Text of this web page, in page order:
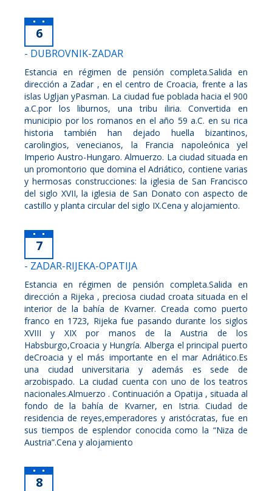
6
- DUBROVNIK-ZADAR
Estancia en régimen de pensión completa.Salida en
dirección a Zadar , en el centro de Croacia, frente a las
islas Ugljan yPasman. La ciudad fue poblada hacia el 900
a.C.por los liburnos, una tribu iliria. Convertida en
municipio por los romanos en el año 59 a.C. en su rica
historia también han dejado huella bizantinos,
carolingios, venecianos, la Francia napoleónica yel
Imperio Austro-Hungaro. Almuerzo. La ciudad situada en
un promontorio que domina el Adriático, contiene varias
y hermosas construcciones: la iglesia de San Francisco
del siglo XVII, la iglesia de San Donato con aspecto de
castillo y planta circular del siglo IX.Cena y alojamiento.
7
- ZADAR-RIJEKA-OPATIJA
Estancia en régimen de pensión completa.Salida en
dirección a Rijeka , preciosa ciudad croata situada en el
interior de la bahía de Kvarner. Creada como puerto
franco en 1723, Rijeka fue pasando durante los siglos
XVIII y XIX por manos de la Austria de los
Habsburgo,Croacia y Hungría. Alberga el principal puerto
deCroacia y el más importante en el mar Adriático.Es
una ciudad universitaria y además es sede de
arzobispado. La ciudad cuenta con uno de los teatros
nacionales.Almuerzo . Continuación a Opatija , situada al
fondo de la bahía de Kvarner, en Istria. Ciudad de
residencia de reyes,emperadores y aristócratas, fue en
sus tiempos de esplendor conocida como la “Niza de
Austria”.Cena y alojamiento
8